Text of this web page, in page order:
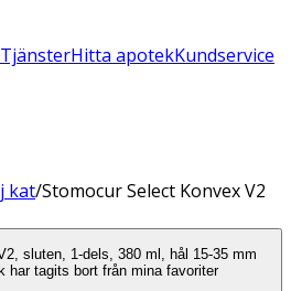
TjänsterHitta apotekKundservice
kat/Stomocur Select Konvex V2
sluten, 1-dels, 380 ml, hål 15-35 mm
har tagits bort från mina favoriter